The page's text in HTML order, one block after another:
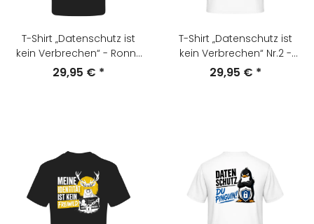
T-Shirt „Datenschutz ist
kein Verbrechen“ - Ronny
Positiv
29,95 € *
T-Shirt „Datenschutz ist
kein Verbrechen“ Nr.2 -
Ronny Positiv
29,95 € *